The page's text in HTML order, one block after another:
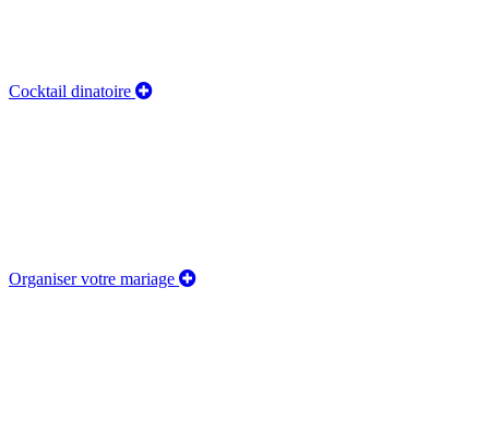
Cocktail dinatoire
Organiser votre mariage